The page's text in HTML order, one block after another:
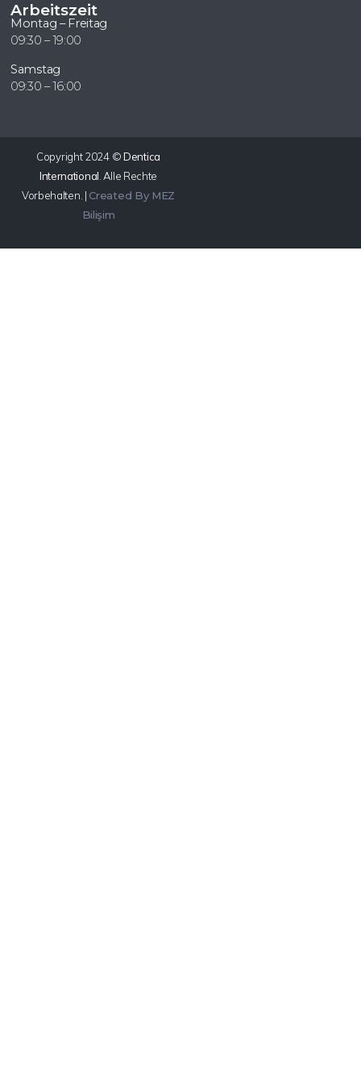
Arbeitszeit
Montag – Freitag
09:30 – 19:00
Samstag
09:30 – 16:00
Copyright 2024 ©Dentica
International . Alle Rechte
Vorbehalten. | Created By MEZ
Bilişim